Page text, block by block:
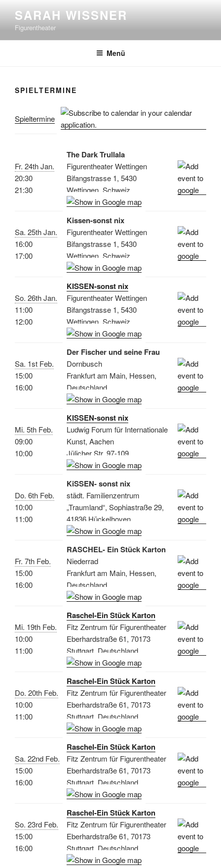
Inhalt
springen
SARAH WISSNER
Figurentheater
Menü
SPIELTERMINE
Spieltermine
Fr. 24th Jan.
20:30
21:30
The Dark Trullala
Figurentheater Wettingen
Bifangstrasse 1, 5430
Wettingen, Schweiz
Sa. 25th Jan.
16:00
17:00
Kissen-sonst nix
Figurentheater Wettingen
Bifangstrasse 1, 5430
Wettingen, Schweiz
So. 26th Jan.
11:00
12:00
KISSEN-sonst nix
Figurentheater Wettingen
Bifangstrasse 1, 5430
Wettingen, Schweiz
Sa. 1st Feb.
15:00
16:00
Der Fischer und seine Frau
Dornbusch
Frankfurt am Main, Hessen,
Deutschland
Mi. 5th Feb.
09:00
10:00
KISSEN-sonst nix
Ludwig Forum für Internationale
Kunst, Aachen
Jülicher Str. 97-109
Do. 6th Feb.
10:00
11:00
KiSSEN- sonst nix
städt. Familienzentrum
„Traumland“, Sophiastraße 29,
41836 Hückelhoven
Fr. 7th Feb.
15:00
16:00
RASCHEL- Ein Stück Karton
Niederrad
Frankfurt am Main, Hessen,
Deutschland
Mi. 19th Feb.
10:00
11:00
Raschel-Ein Stück Karton
Fitz Zentrum für Figurentheater
Eberhardstraße 61, 70173
Stuttgart, Deutschland
Do. 20th Feb.
10:00
11:00
Raschel-Ein Stück Karton
Fitz Zentrum für Figurentheater
Eberhardstraße 61, 70173
Stuttgart, Deutschland
Sa. 22nd Feb.
15:00
16:00
Raschel-Ein Stück Karton
Fitz Zentrum für Figurentheater
Eberhardstraße 61, 70173
Stuttgart, Deutschland
So. 23rd Feb.
15:00
16:00
Raschel-Ein Stück Karton
Fitz Zentrum für Figurentheater
Eberhardstraße 61, 70173
Stuttgart, Deutschland